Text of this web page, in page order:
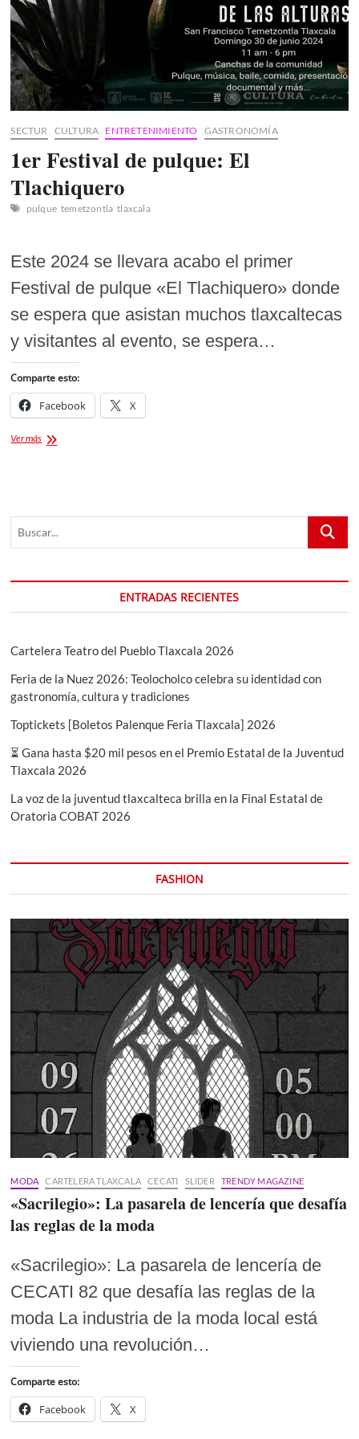
SECTUR CULTURA ENTRETENIMIENTO GASTRONOMÍA
1er Festival de pulque: El
Tlachiquero
pulque temetzontla tlaxcala
Este 2024 se llevara acabo el primer
Festival de pulque «El Tlachiquero» donde
se espera que asistan muchos tlaxcaltecas
y visitantes al evento, se espera…
Comparte esto:
Facebook X
Ver más1er
Buscar...
ENTRADAS RECIENTES
Cartelera Teatro del Pueblo Tlaxcala 2026
Feria de la Nuez 2026: Teolocholco celebra su identidad con
gastronomía, cultura y tradiciones
Toptickets [Boletos Palenque Feria Tlaxcala] 2026
⏳ Gana hasta $20 mil pesos en el Premio Estatal de la Juventud
Tlaxcala 2026
La voz de la juventud tlaxcalteca brilla en la Final Estatal de
Oratoria COBAT 2026
FASHION
MODA CARTELERA TLAXCALA CECATI SLIDER TRENDY MAGAZINE
«Sacrilegio»: La pasarela de lencería que desafía
las reglas de la moda
«Sacrilegio»: La pasarela de lencería de
CECATI 82 que desafía las reglas de la
moda La industria de la moda local está
viviendo una revolución…
Comparte esto:
Facebook X